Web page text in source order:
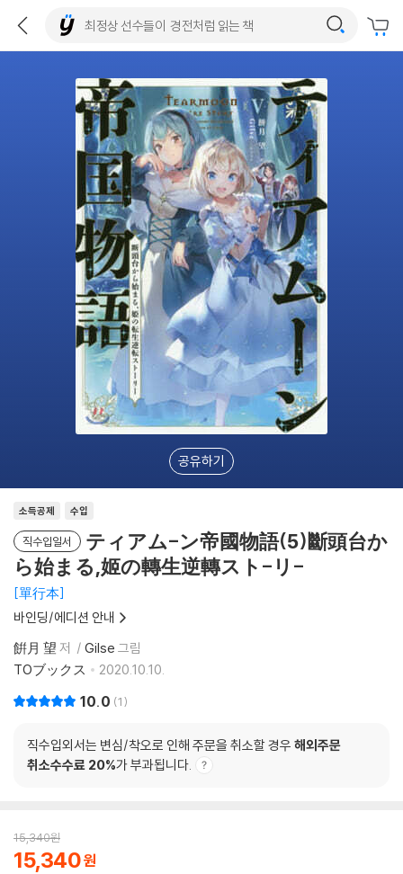
공유하기
소득공제 수입
직수입일서
ティアム-ン帝國物語(5)斷頭台か
ら始まる,姬の轉生逆轉スト-リ-
單行本
바인딩/에디션 안내
餠月 望 저 Gilse 그림
TOブックス
2020.10.10.
10.0 1
직수입외서는 변심/착오로 인해 주문을 취소할 경우 해외주문
취소수수료 20%가 부과됩니다.
15,340원
15,340